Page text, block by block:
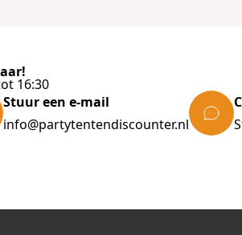
16:30
Stuur een e-mail
info@partytentendiscounter.nl